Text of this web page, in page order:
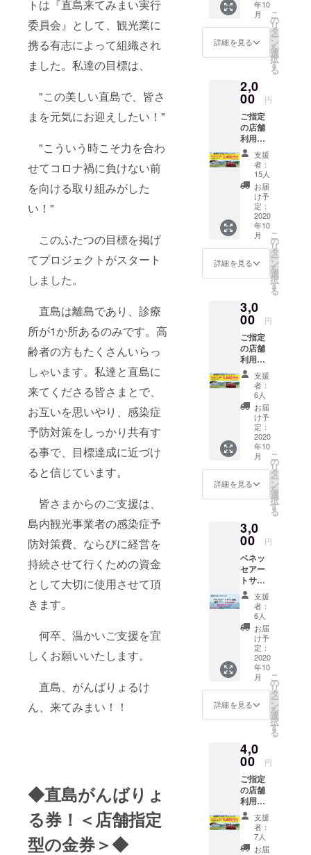
トは『直島来てみまい実行
委員会』として、観光業に
携る有志によって組織され
ました。私達の目標は、
"この美しい直島で、皆さ
まを元気にお迎えしたい！"
"こういう時こそ力を合わ
せてコロナ禍に負けない前
を向ける取り組みがした
い！"
このふたつの目標を掲げ
てプロジェクトがスタート
しました。
直島は離島であり、診療
所が1か所あるのみです。高
齢者の方もたくさんいらっ
しゃいます。私達と直島に
来てくださる皆さまとで、
お互いを思いやり、感染症
予防対策をしっかり共有す
る事で、目標達成に近づけ
ると信じています。
皆さまからのご支援は、
島内観光事業者の感染症予
防対策費、ならびに経営を
持続させて行くための資金
として大切に使用させて頂
きます。
何卒、温かいご支援を宜
しくお願いいたします。
直島、がんばりょるけ
ん、来てみまい！！
◆直島がんばりょ
る券！＜店舗指定
型の金券＞◆
す！！
！ 感謝
の気持
ちを込
めたサ
ンクス
を送ら
せてい
ただき
ます。
応援し
ていた
だいた
資金
は、プ
ロジェ
クトの
運営資
金や、
参加店
舗の運
営資金
に使わ
そし
て、な
んとか
このコ
ロナ禍
を乗り
越える
原動力
にし
て、皆
様に還
元でき
るよう
頑張り
す！！
年10
月
詳細を見る
こ
の
リ
タ
ー
ン
を
選
択
す
る
2,0
00 円
ご指定
の店舗
利用券
2,400円
分
（1,200
円券×2
枚） ※
１ 備
考欄に
指定飲
食・宿
泊店名
をご記
入くだ
さい。
時に複
数の店
舗を支
援した
い場合
は、①
飲食店
数分の
個数を
指定し
て、②
備考欄
に個数
分の飲
食店名
をご記
入くだ
※３ リ
無い事
業者名
が入っ
ている
など、
備考欄
の記載
が無効
だった
場合に
はがん
ばりょ
る券
（金
券）は
お送り
できま
さい。
またそ
の際は
全体の
支援金
へ回さ
せてい
ただき
ます。
※４ 複
支援
者：
15人
お届
け予
定：
2020
年10
月
詳細を見る
こ
の
リ
タ
ー
ン
を
選
択
す
る
3,0
00 円
ご指定
の店舗
利用券
3,600円
分
（1,200
円券×3
枚） ※
１ 備
考欄に
指定飲
食・宿
泊店名
をご記
入くだ
さい。
時に複
数の店
舗を支
援した
い場合
は、①
飲食店
数分の
個数を
指定し
て、②
備考欄
に個数
分の飲
食店名
をご記
入くだ
※３ リ
無い事
業者名
が入っ
ている
など、
備考欄
の記載
が無効
だった
場合に
支援
者：
6人
お届
け予
定：
2020
年10
月
詳細を見る
こ
の
リ
タ
ー
ン
を
選
択
す
る
3,0
00 円
ベネッ
セアー
トサイ
ト直島
による
直島観
賞ツ
アー
30%OF
Fクーポ
ン 利用
期間：
2021年
10月末
まで
★毎週
日曜の
み催行
「地中
美術
館」や
「ベ
ネッセ
ハウス
ミュー
ジア
支援
者：
6人
お届
け予
定：
2020
年10
月
詳細を見る
こ
の
リ
タ
ー
ン
を
選
択
す
る
4,0
00 円
ご指定
の店舗
利用券
4,800円
分
（1,200
円券×4
支援
者：
7人
お届